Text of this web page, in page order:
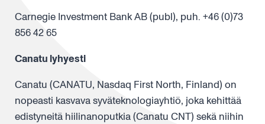
Carnegie Investment Bank AB (publ), puh. +46 (0)73
856 42 65
Canatu lyhyesti
Canatu (CANATU, Nasdaq First North, Finland) on
nopeasti kasvava syväteknologiayhtiö, joka kehittää
edistyneitä hiilinanoputkia (Canatu CNT) sekä niihin